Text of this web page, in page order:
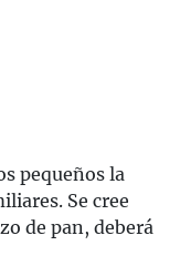
pequeños la
Se cree
de pan, deberá